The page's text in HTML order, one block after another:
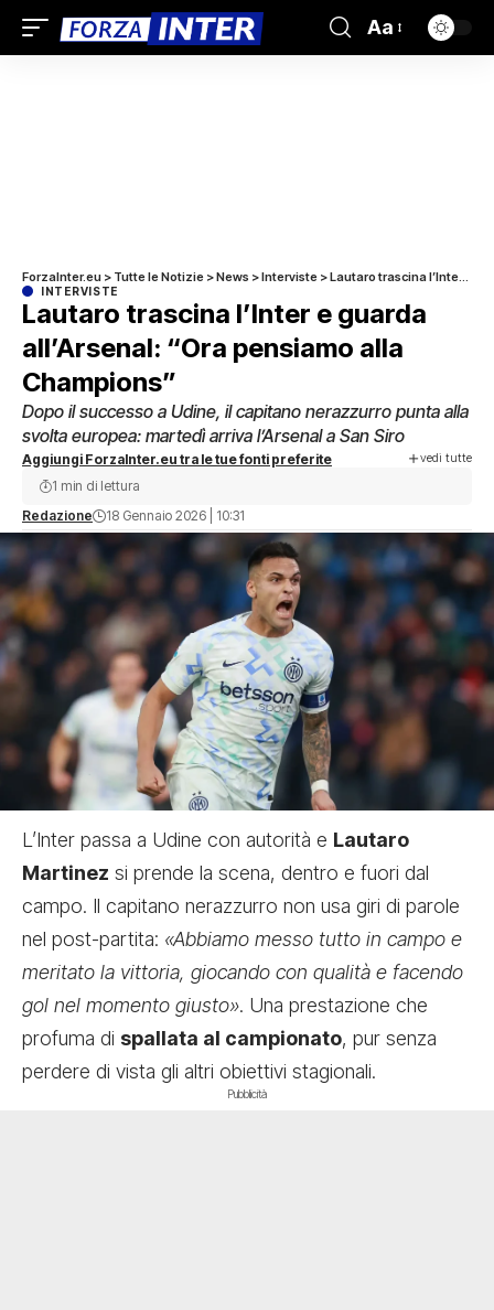
Aa
ForzaInter.eu > Tutte le Notizie >News >Interviste >Lautaro trascina l’Inter e guarda all’Arsenal: “Ora pensiamo alla Champions”
INTERVISTE
Lautaro trascina l’Inter e guarda
all’Arsenal: “Ora pensiamo alla
Champions”
Dopo il successo a Udine, il capitano nerazzurro punta alla
svolta europea: martedì arriva l’Arsenal a San Siro
Aggiungi ForzaInter.eu tra le tue fonti preferite vedi tutte
Redazione 18 Gennaio 2026 | 10:31
1 min di lettura
L’Inter passa a Udine con autorità e Lautaro
Martinez si prende la scena, dentro e fuori dal
campo. Il capitano nerazzurro non usa giri di parole
nel post-partita: «Abbiamo messo tutto in campo e
meritato la vittoria, giocando con qualità e facendo
gol nel momento giusto». Una prestazione che
profuma di spallata al campionato, pur senza
perdere di vista gli altri obiettivi stagionali.
Pubblicità